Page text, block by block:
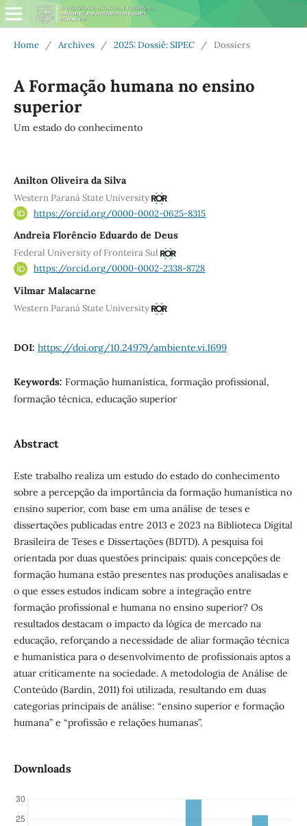
Home / Archives / 2025: Dossiê: SIPEC / Dossiers
A Formação humana no ensino
superior
Um estado do conhecimento
Anilton Oliveira da Silva
Western Paraná State University
https://orcid.org/0000-0002-0625-8315
Andreia Florêncio Eduardo de Deus
Federal University of Fronteira Sul
https://orcid.org/0000-0002-2338-8728
Vilmar Malacarne
Western Paraná State University
DOI: https://doi.org/10.24979/ambiente.vi.1699
Keywords: Formação humanística, formação profissional,
formação técnica, educação superior
Abstract
Este trabalho realiza um estudo do estado do conhecimento
sobre a percepção da importância da formação humanística no
ensino superior, com base em uma análise de teses e
dissertações publicadas entre 2013 e 2023 na Biblioteca Digital
Brasileira de Teses e Dissertações (BDTD). A pesquisa foi
orientada por duas questões principais: quais concepções de
formação humana estão presentes nas produções analisadas e
o que esses estudos indicam sobre a integração entre
formação profissional e humana no ensino superior? Os
resultados destacam o impacto da lógica de mercado na
educação, reforçando a necessidade de aliar formação técnica
e humanística para o desenvolvimento de profissionais aptos a
atuar criticamente na sociedade. A metodologia de Análise de
Conteúdo (Bardin, 2011) foi utilizada, resultando em duas
categorias principais de análise: “ensino superior e formação
humana” e “profissão e relações humanas”.
Downloads